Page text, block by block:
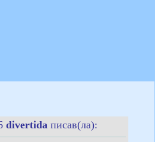
divertida писав(ла):